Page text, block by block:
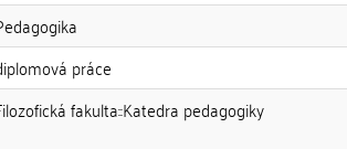
práce
fakulta::Katedra pedagogiky